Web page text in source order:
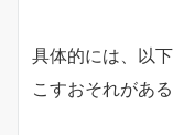
具体的には、以
こすおそれがある